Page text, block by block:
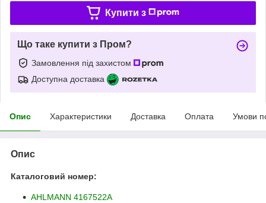
Купити з
Що таке купити з Пром?
Замовлення під захистом
Доступна доставка
Опис Характеристики Доставка Оплата Умови
Опис
Каталоговий номер:
AHLMANN 4167522A